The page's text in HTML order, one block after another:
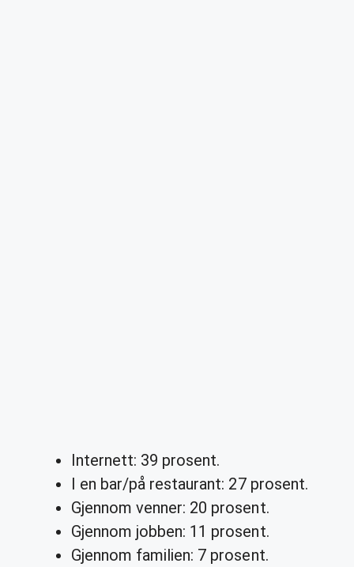
Internett: 39 prosent.
I en bar/på restaurant: 27 prosent.
Gjennom venner: 20 prosent.
Gjennom jobben: 11 prosent.
Gjennom familien: 7 prosent.